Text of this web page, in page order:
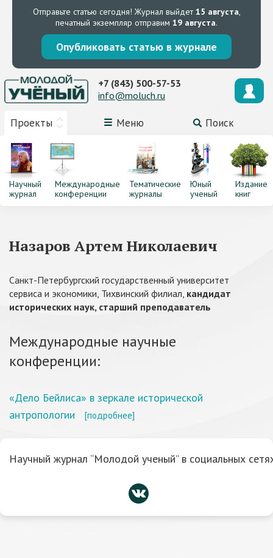
Отправьте статью сегодня! Журнал выйдет15 августа,
печатный экземпляр отправим 19 августа.
Опубликовать статью в журнале
Проекты Меню Поиск
+7 (843) 500-57-53
info@moluch.ru
Научный
журнал
Международные
конференции
Тематические
журналы
Юный
ученый
Издание
книг
Назаров Артем Николаевич
Санкт-Петербургский государственный университет
сервиса и экономики, Тихвинский филиал, кандидат
исторических наук, старший преподаватель
Международные научные
конференции:
«Дело Бейлиса» в зеркале исторической
антропологии
[подробнее]
Научный журнал “Молодой ученый” в социальных